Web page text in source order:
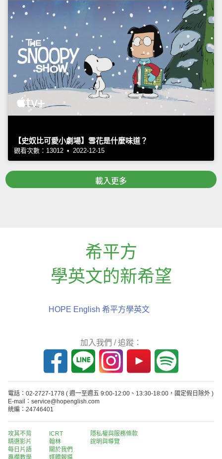
【史奴比可愛小劇場】雪花是什麼味道？
觀看次數：13012 • 2022-12-15
載入更多
希平方
學英文的新希望
HOPE English 希平方學英文
加入我們 / 追蹤：
電話：02-2727-1778 ( 週一至週五 9:00-12:00、13:30-18:00，國定假日除外 )
E-mail：service@hopenglish.com
統編：24746401
攻其不背
精選影片
每日片語
專欄教學
ICRT
翰林
關於我們
媒體報導
隱私權與服務條款
說明與導覽